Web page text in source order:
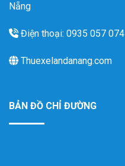
Nẵng
Điện thoại: 0935 057 074
Thuexelandanang.com
BẢN ĐỒ CHỈ ĐƯỜNG